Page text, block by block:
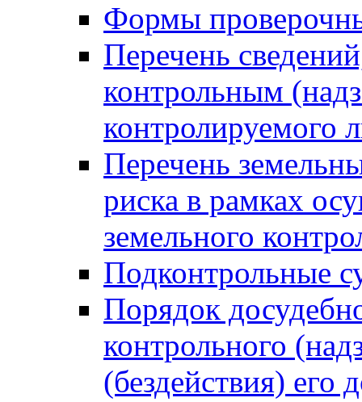
Формы
Перечень
контрольным
контролируемого
Перечень
риска в рамках
земельного
Подконтрольные
Порядок
контрольного
(бездействия)